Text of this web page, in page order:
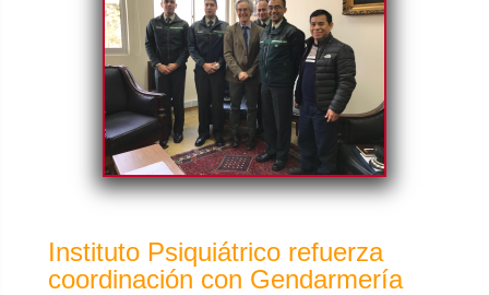
Instituto Psiquiátrico refuerza
coordinación con Gendarmería